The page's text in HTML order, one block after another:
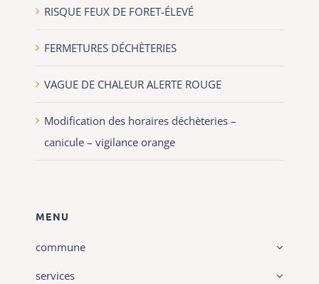
RISQUE FEUX DE FORET-ÉLEVÉ
FERMETURES DÉCHÈTERIES
VAGUE DE CHALEUR ALERTE ROUGE
Modification des horaires déchèteries –
canicule – vigilance orange
MENU
commune
services